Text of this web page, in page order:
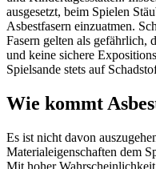
ausgesetzt, beim Spielen
Asbestfasern einzuatmen.
Fasern gelten als gefährlich,
und keine sichere
Spielsande stets auf
Wie kommt
Es ist nicht davon
Materialeigenschaften dem
Mit hoher